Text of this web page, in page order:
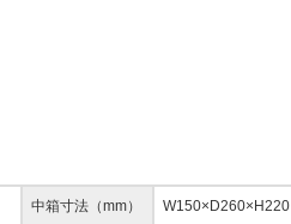
中箱寸法（mm） W150×D260×H220